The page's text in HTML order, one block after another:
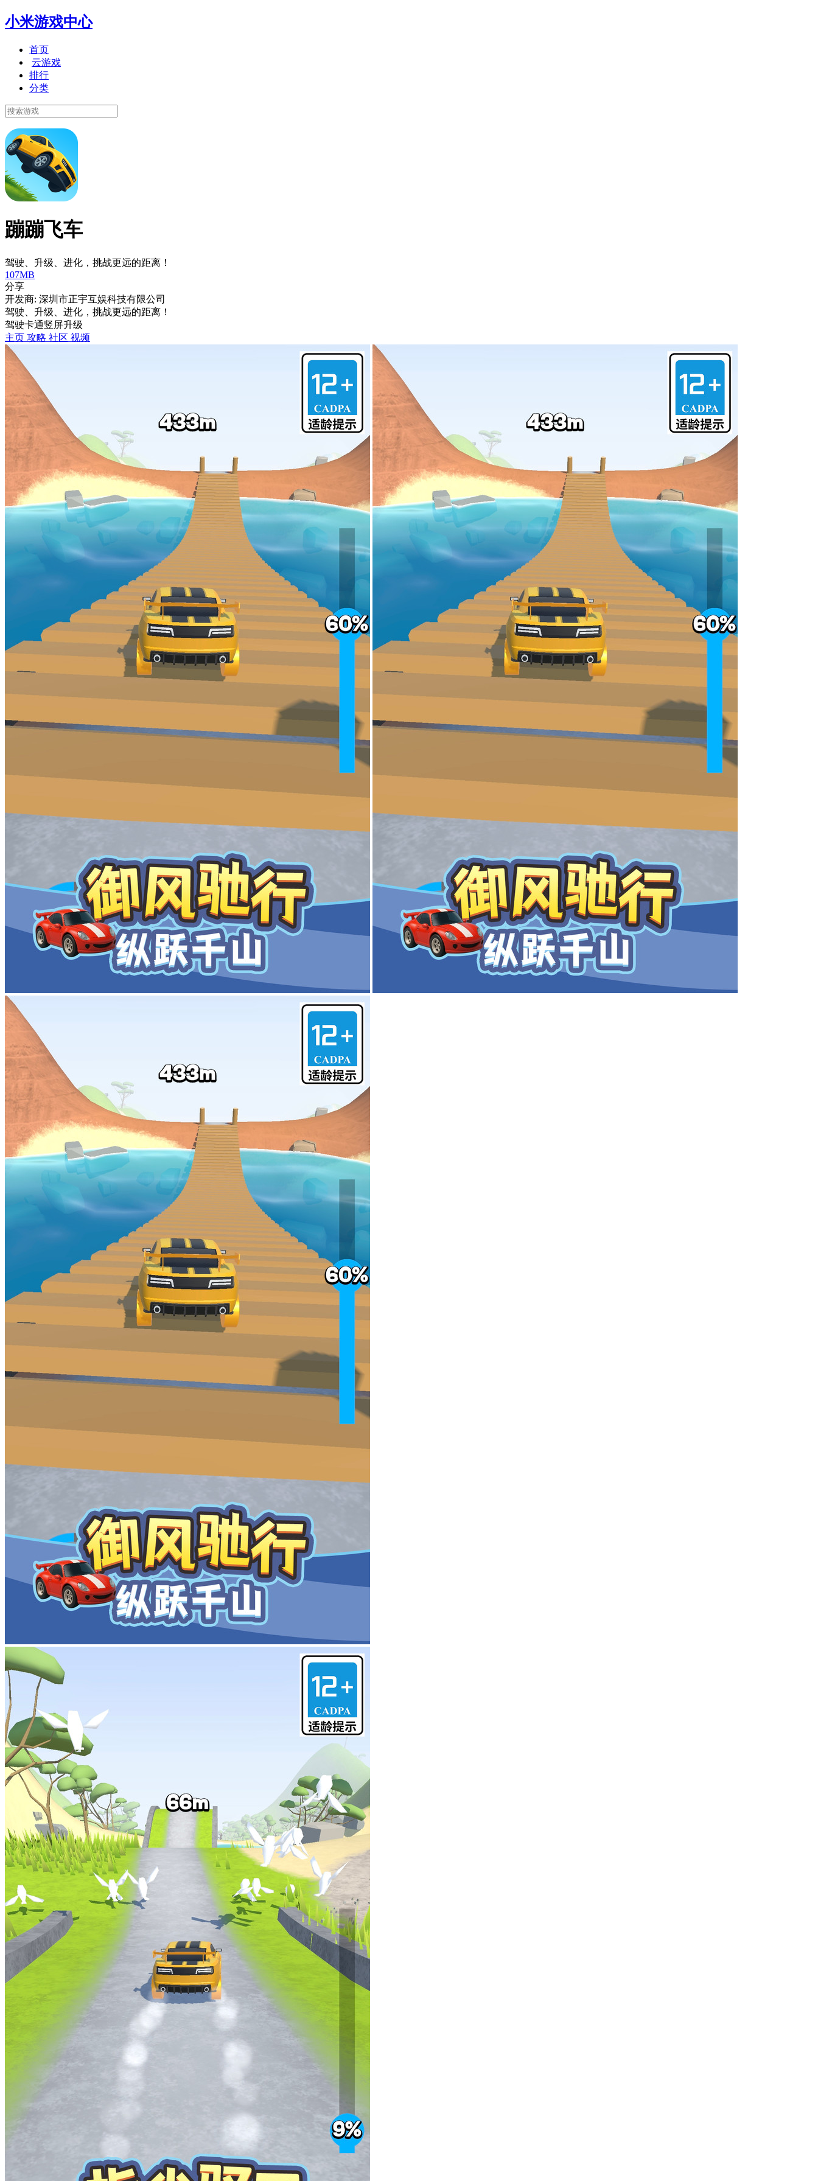
小米游戏中心
首页
云游戏
排行
分类
蹦蹦飞车
驾驶、升级、进化，挑战更远的距离！
107MB
分享
开发商: 深圳市正宇互娱科技有限公司
驾驶、升级、进化，挑战更远的距离！
驾驶卡通竖屏升级
主页 攻略 社区 视频